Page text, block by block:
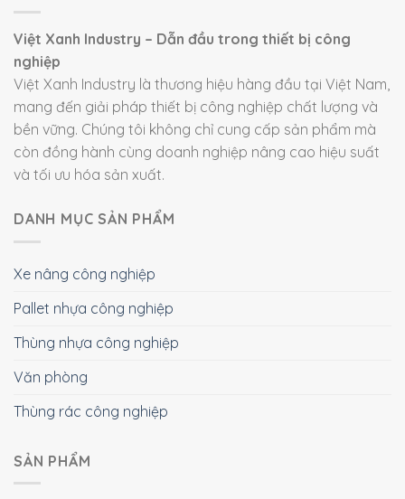
Việt Xanh Industry – Dẫn đầu trong thiết bị công
nghiệp
Việt Xanh Industry là thương hiệu hàng đầu tại Việt Nam,
mang đến giải pháp thiết bị công nghiệp chất lượng và
bền vững. Chúng tôi không chỉ cung cấp sản phẩm mà
còn đồng hành cùng doanh nghiệp nâng cao hiệu suất
và tối ưu hóa sản xuất.
DANH MỤC SẢN PHẨM
Xe nâng công nghiệp
Pallet nhựa công nghiệp
Thùng nhựa công nghiệp
Văn phòng
Thùng rác công nghiệp
SẢN PHẨM